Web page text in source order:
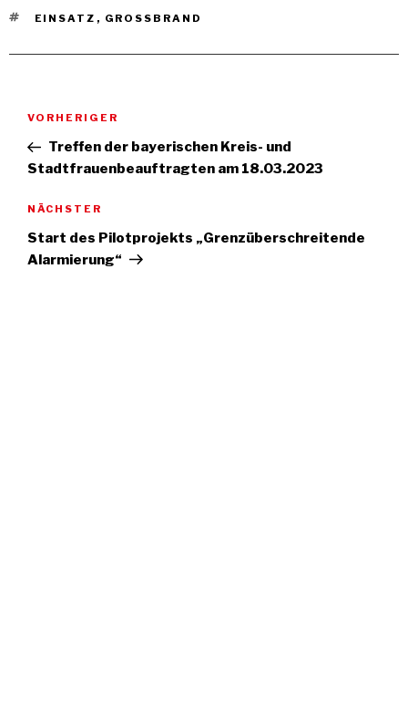
TAGS
EINSATZ , GROSSBRAND
Vorheriger
Beitrag
VORHERIGER
Treffen der bayerischen Kreis- und
Stadtfrauenbeauftragten am 18.03.2023
Nächster
Artikel
NÄCHSTER
Start des Pilotprojekts „Grenzüberschreitende
Alarmierung“